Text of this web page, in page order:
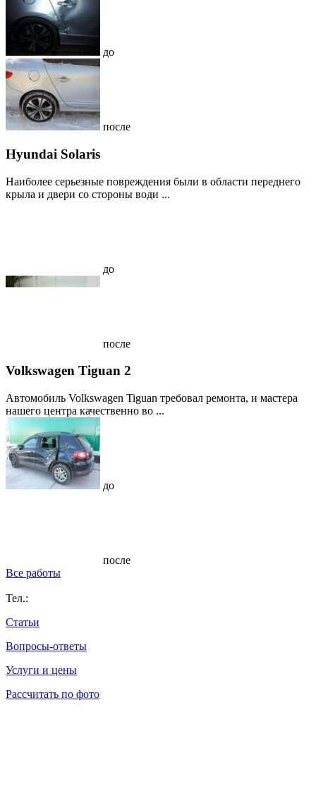
до
после
Hyundai Solaris
Наиболее серьезные повреждения были в области переднего
крыла и двери со стороны води ...
до
после
Volkswagen Tiguan 2
Автомобиль Volkswagen Tiguan требовал ремонта, и мастера
нашего центра качественно во ...
до
после
Все работы
Тел.:
Статьи
Вопросы-ответы
Услуги и цены
Рассчитать по фото